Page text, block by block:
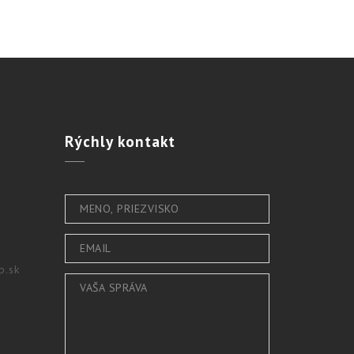
Rýchlykontakt